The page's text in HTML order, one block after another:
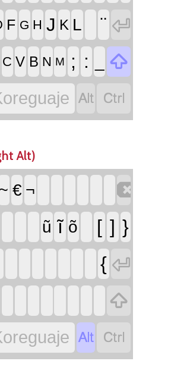
F G H J K L ¨ 
C V B N M ; :

 
Alt)
~ € ¬

ũ ĩ õ [ ] }
{ 

 